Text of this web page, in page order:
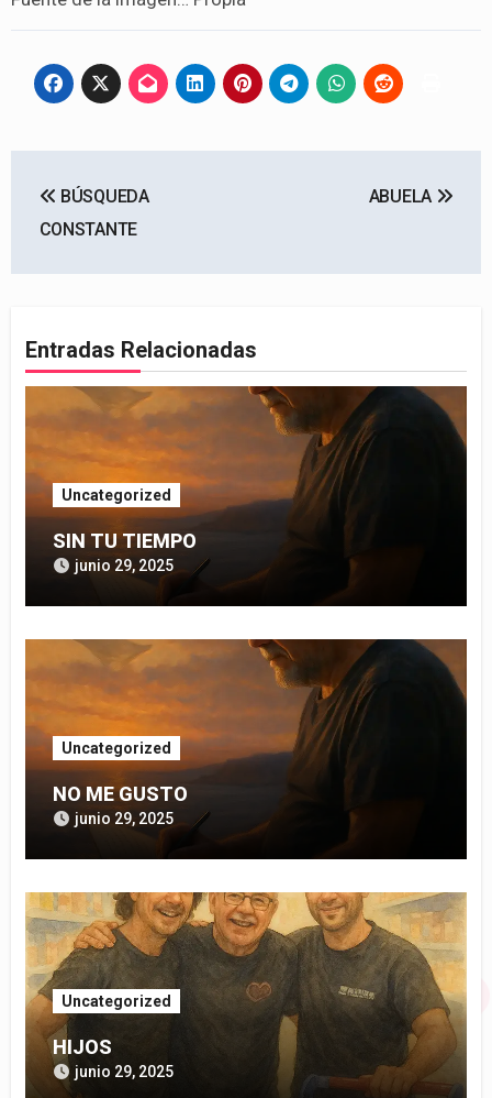
de
BÚSQUEDA
CONSTANTE
ABUELA
Entradas Relacionadas
Uncategorized
SIN TU TIEMPO
junio 29, 2025
Uncategorized
NO ME GUSTO
junio 29, 2025
Uncategorized
HIJOS
junio 29, 2025